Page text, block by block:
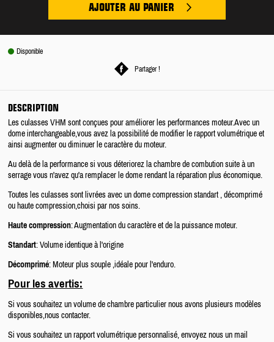
AJOUTER AU PANIER
Disponible
Partager !
DESCRIPTION
Les culasses VHM sont conçues pour améliorer les performances moteur.Avec un
dome interchangeable,vous avez la possibilité de modifier le rapport volumétrique et
ainsi augmenter ou diminuer le caractère du moteur.
Au delà de la performance si vous déteriorez la chambre de combution suite à un
serrage vous n'avez qu'a remplacer le dome rendant la réparation plus économique.
Toutes les culasses sont livrées avec un dome compression standart , décomprimé
ou haute compression,choisi par nos soins.
Haute compression: Augmentation du caractère et de la puissance moteur.
Standart: Volume identique à l'origine
Décomprimé: Moteur plus souple ,idéale pour l'enduro.
Pour les avertis:
Si vous souhaitez un volume de chambre particulier nous avons plusieurs modèles
disponibles,nous contacter.
Si vous souhaitez un rapport volumétrique personnalisé, envoyez nous un mail